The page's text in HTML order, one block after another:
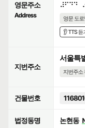
영문주소
Address 영문 도
👂 TTS 듣
지번주소
서울특
지번주소
건물번호
법정동명 논현동